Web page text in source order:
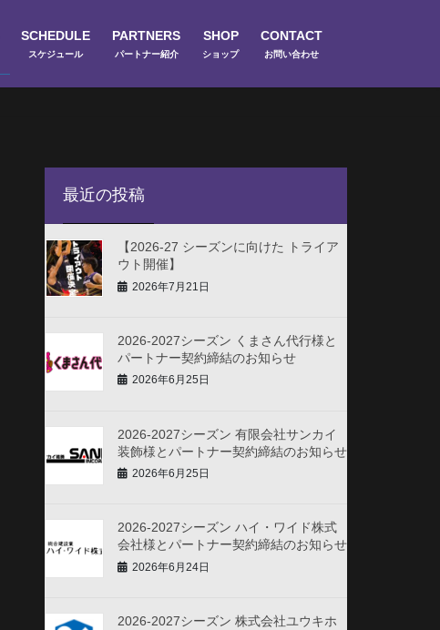
SCHEDULE
スケジュール
PARTNERS
パートナー紹介
SHOP
ショップ
CONTACT
お問い合わせ
最近の投稿
【2026-27 シーズンに向けた トライア
ウト開催】
2026年7月21日
2026-2027シーズン くまさん代行様と
パートナー契約締結のお知らせ
2026年6月25日
2026-2027シーズン 有限会社サンカイ
装飾様とパートナー契約締結のお知らせ
2026年6月25日
2026-2027シーズン ハイ・ワイド株式
会社様とパートナー契約締結のお知らせ
2026年6月24日
2026-2027シーズン 株式会社ユウキホ